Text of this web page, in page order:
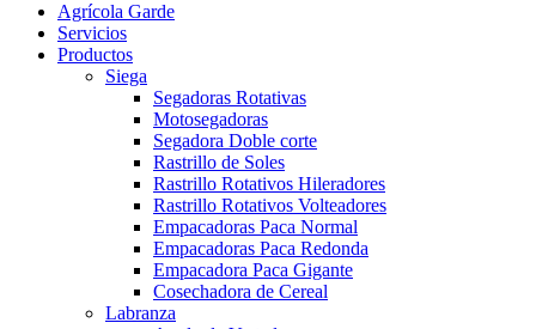
Agrícola Garde
Servicios
Productos
Siega
Segadoras Rotativas
Motosegadoras
Segadora Doble corte
Rastrillo de Soles
Rastrillo Rotativos Hileradores
Rastrillo Rotativos Volteadores
Empacadoras Paca Normal
Empacadoras Paca Redonda
Empacadora Paca Gigante
Cosechadora de Cereal
Labranza